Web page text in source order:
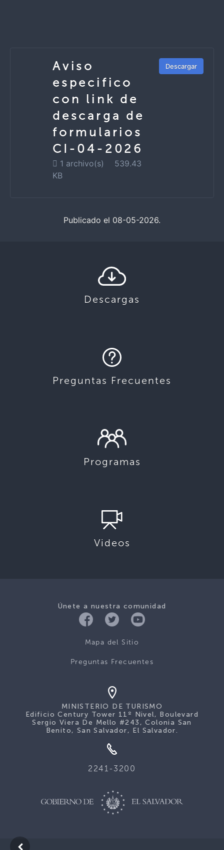
Aviso
especifico
con link de
descarga de
formularios
CI-04-2026
1 archivo(s)
539.43
KB
Descargar
Publicado el 08-05-2026.
Descargas
Preguntas Frecuentes
Programas
Videos
Únete a nuestra comunidad
Mapa del Sitio
Preguntas Frecuentes
MINISTERIO DE TURISMO
Edificio Century Tower 11º Nivel, Boulevard
Sergio Viera De Mello #243, Colonia San
Benito, San Salvador, El Salvador.
2241-3200